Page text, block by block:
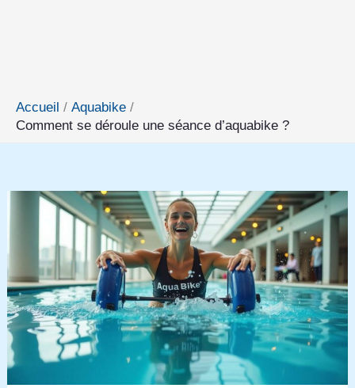
Accueil
Aquabike
Comment se déroule une séance d’aquabike ?